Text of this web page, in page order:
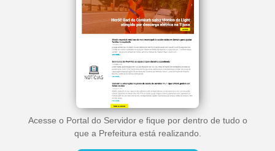
Acesse o Portal do Servidor e fique por dentro de tudo o
que a Prefeitura está realizando.